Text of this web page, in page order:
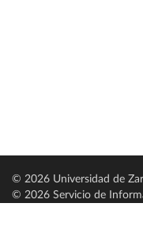
© 2026 Universidad de
© 2026 Servicio de